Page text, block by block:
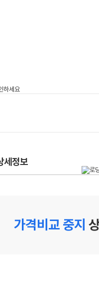
세정보
가격비교 중지